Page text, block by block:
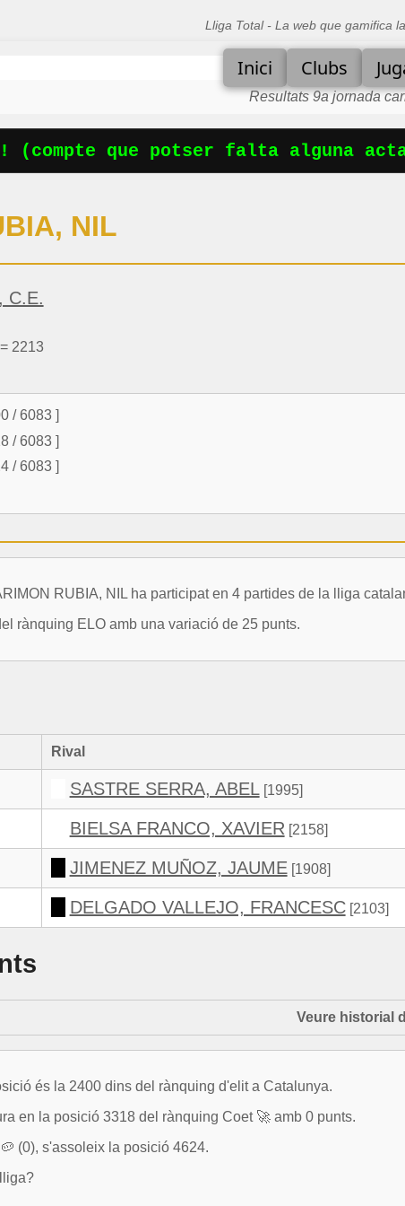
Lliga Total - La web que gamifica
Inici Clubs
Resultats 9a jornada
que potser falta alguna acta)
NIL
C.E.
2213
/ 6083 ]
/ 6083 ]
/ 6083 ]
RUBIA, NIL ha participat en 4 partides de la lliga
rànquing ELO amb una variació de 25 punts.
Rival
SASTRE SERRA, ABEL[1995]
BIELSA FRANCO, XAVIER [2158]
JIMENEZ MUÑOZ, JAUME[1908]
DELGADO VALLEJO, FRANCESC[2103]
Veure historial
és la 2400 dins del rànquing d'elit a Catalunya.
en la posició 3318 del rànquing Coet 🚀 amb 0 punts.
(0), s'assoleix la posició 4624.